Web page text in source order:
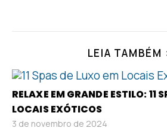
LEIA TAMBÉM
RELAXE EM GRANDE ESTILO: 11
LOCAIS EXÓTICOS
3 de novembro de 2024